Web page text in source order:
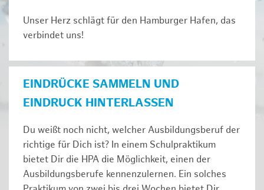
Unser Herz schlägt für den Hamburger Hafen, das
verbindet uns!
EINDRÜCKE SAMMELN UND
EINDRUCK HINTERLASSEN
Du weißt noch nicht, welcher Ausbildungsberuf der
richtige für Dich ist? In einem Schulpraktikum
bietet Dir die HPA die Möglichkeit, einen der
Ausbildungsberufe kennenzulernen. Ein solches